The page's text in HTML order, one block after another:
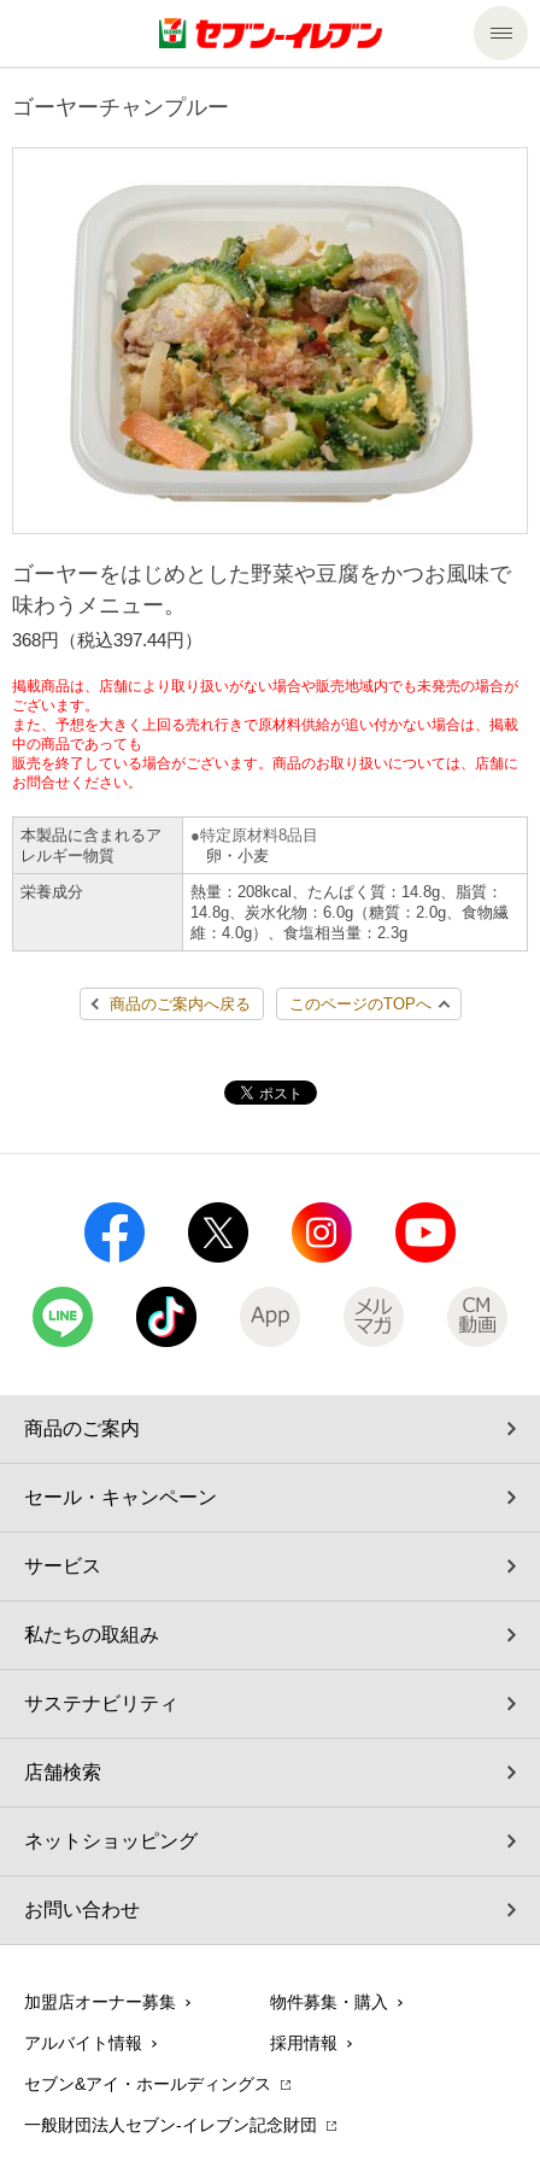
商品のご案内
今週の新商品
来週の新商品
商品カテゴリ一覧
セブンプレミアム
食の安全・安心への取組み
ギフト
プリペイドカード・金券
ニンテンドー・ダウンロードカード
サービス
サービストップ
nanacoトップ
マルチコピー機でできること
マルチコピー機でできることトップ
コピー
プリント
スキャン
ファクス
チケット
宅配便
切手・はがき・印紙
セブン銀行ATM
ご利用可能なお支払い方法
各種料金のお支払い
自転車シェアリング（店舗限定）
モバイルバッテリーシェアリング（店舗限定）
チケットサービス
セブンチケット
チケットぴあ
イープラス
CNプレイガイド
セブン‐イレブンでお受取り
タワーレコード
セブンネットショッピング
停電時のサービス停止のお知らせ
企業情報トップ
ニュースリリース
企業理念
会社概要
貸借対照表・損益計算書
沿革
国内店舗数
セブン-イレブンの歴史
私たちの取組み
サステナビリティ
セブン＆アイ・ホールディングスの重点課題
サステナビリティ活動基本方針
サステナビリティ推進体制
GREEN CHALLENGE 2050
4VISIONS
サステナビリティニュース
サステナビリティレポート
加盟店オーナー募集
店舗検索
ネットショッピング
お問い合わせ
Language
English (Corporate)
English (Services)
한국어(서비스)
ゴーヤーチャンプルー
ゴーヤーをはじめとした野菜や豆腐をかつお風味で
味わうメニュー。
368円（税込397.44円）
掲載商品は、店舗により取り扱いがない場合や販売地域内でも未発売の場合が
ございます。
また、予想を大きく上回る売れ行きで原材料供給が追い付かない場合は、掲載
中の商品であっても
販売を終了している場合がございます。商品のお取り扱いについては、店舗に
お問合せください。
本製品に含まれるア
レルギー物質
特定原材料8品目
卵・小麦
栄養成分
熱量：208kcal、たんぱく質：14.8g、脂質：
14.8g、炭水化物：6.0g（糖質：2.0g、食物繊
維：4.0g）、食塩相当量：2.3g
商品のご案内へ戻る このページのTOPへ
商品のご案内
セール・キャンペーン
サービス
私たちの取組み
サステナビリティ
店舗検索
ネットショッピング
お問い合わせ
加盟店オーナー募集 物件募集・購入
アルバイト情報 採用情報
セブン&アイ・ホールディングス
一般財団法人セブン-イレブン記念財団